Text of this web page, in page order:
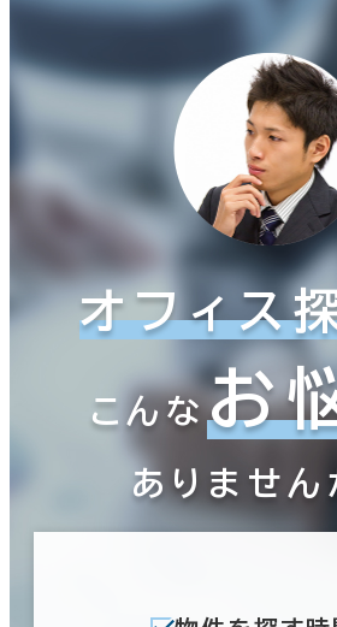
オフィス
こんなお
ありませ